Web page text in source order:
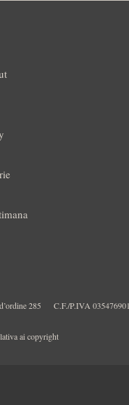
285 C.F./P.IVA
ai copyright